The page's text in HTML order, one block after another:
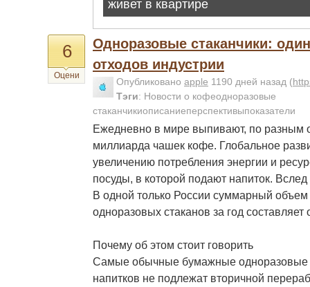
6
Оцени
Одноразовые стаканчики:
отходов индустрии
Опубликовано apple 1190 дней назад (
Тэги: Новости о кофеодноразовые
стаканчикиописаниеперспективыпоказатели
Ежедневно в мире выпивают, по разным
миллиарда чашек кофе. Глобальное
увеличению потребления энергии и
посуды, в которой подают напиток. Вслед
В одной только России суммарный
одноразовых стаканов за год составляет
Почему об этом стоит говорить
Самые обычные бумажные одноразовые
напитков не подлежат вторичной